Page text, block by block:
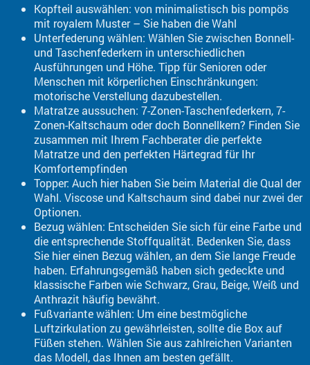
Kopfteil auswählen: von minimalistisch bis pompös
mit royalem Muster – Sie haben die Wahl
Unterfederung wählen: Wählen Sie zwischen Bonnell-
und Taschenfederkern in unterschiedlichen
Ausführungen und Höhe. Tipp für Senioren oder
Menschen mit körperlichen Einschränkungen:
motorische Verstellung dazubestellen.
Matratze aussuchen: 7-Zonen-Taschenfederkern, 7-
Zonen-Kaltschaum oder doch Bonnellkern? Finden Sie
zusammen mit Ihrem Fachberater die perfekte
Matratze und den perfekten Härtegrad für Ihr
Komfortempfinden
Topper: Auch hier haben Sie beim Material die Qual der
Wahl. Viscose und Kaltschaum sind dabei nur zwei der
Optionen.
Bezug wählen: Entscheiden Sie sich für eine Farbe und
die entsprechende Stoffqualität. Bedenken Sie, dass
Sie hier einen Bezug wählen, an dem Sie lange Freude
haben. Erfahrungsgemäß haben sich gedeckte und
klassische Farben wie Schwarz, Grau, Beige, Weiß und
Anthrazit häufig bewährt.
Fußvariante wählen: Um eine bestmögliche
Luftzirkulation zu gewährleisten, sollte die Box auf
Füßen stehen. Wählen Sie aus zahlreichen Varianten
das Modell, das Ihnen am besten gefällt.